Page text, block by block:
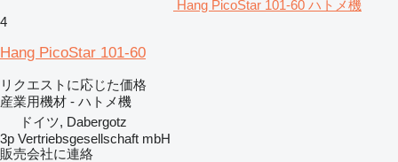
Hang PicoStar 101-60 ハトメ機
4
Hang PicoStar 101-60
リクエストに応じた価格
産業用機材 - ハトメ機
ドイツ, Dabergotz
3p Vertriebsgesellschaft mbH
販売会社に連絡